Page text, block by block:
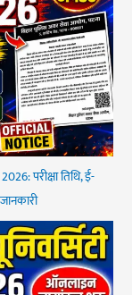
परीक्षा तिथि, ई-